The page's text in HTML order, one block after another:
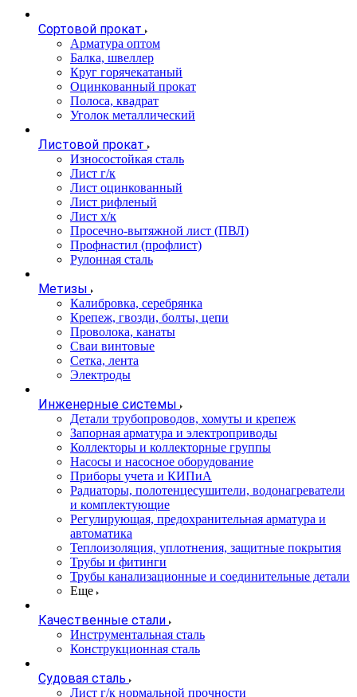
Сортовой прокат
Арматура оптом
Балка, швеллер
Круг горячекатаный
Оцинкованный прокат
Полоса, квадрат
Уголок металлический
Листовой прокат
Износостойкая сталь
Лист г/к
Лист оцинкованный
Лист рифленый
Лист х/к
Просечно-вытяжной лист (ПВЛ)
Профнастил (профлист)
Рулонная сталь
Метизы
Калибровка, серебрянка
Крепеж, гвозди, болты, цепи
Проволока, канаты
Сваи винтовые
Сетка, лента
Электроды
Инженерные системы
Детали трубопроводов, хомуты и крепеж
Запорная арматура и электроприводы
Коллекторы и коллекторные группы
Насосы и насосное оборудование
Приборы учета и КИПиА
Радиаторы, полотенцесушители, водонагреватели
и комплектующие
Регулирующая, предохранительная арматура и
автоматика
Теплоизоляция, уплотнения, защитные покрытия
Трубы и фитинги
Трубы канализационные и соединительные детали
Еще
Качественные стали
Инструментальная сталь
Конструкционная сталь
Судовая сталь
Лист г/к нормальной прочности